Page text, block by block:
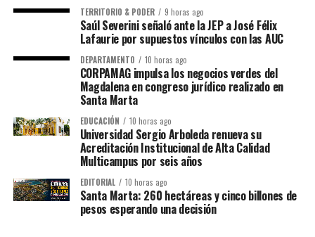
TERRITORIO & PODER 9 horas ago
Saúl Severini señaló ante la JEP a José Félix
Lafaurie por supuestos vínculos con las AUC
DEPARTAMENTO 10 horas ago
CORPAMAG impulsa los negocios verdes del
Magdalena en congreso jurídico realizado en
Santa Marta
EDUCACIÓN 10 horas ago
Universidad Sergio Arboleda renueva su
Acreditación Institucional de Alta Calidad
Multicampus por seis años
EDITORIAL 10 horas ago
Santa Marta: 260 hectáreas y cinco billones de
pesos esperando una decisión